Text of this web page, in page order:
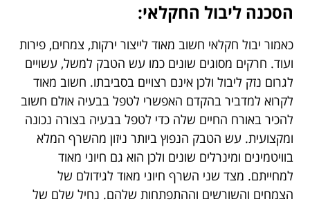
הסכנה ליבול החקלאי:
כאמור יבול חקלאי חשוב מאוד לייצור ירקות, צמחים, פירות
ועוד. חרקים מסוגים שונים כמו עש הטבק למשל, עשויים
לגרום נזק ליבול ולכן אינם רצויים בסביבתו. חשוב מאוד
לקרוא למדביר בהקדם האפשרי לטפל בבעיה אולם חשוב
להכיר באורח החיים שלה כדי לטפל בבעיה בצורה נכונה
ומקצועית. עש הטבק הנפוץ ביותר ניזון מהשרף המלא
בוויטמינים ומינרלים שונים ולכן הוא גם חיוני מאוד
למחייתם. מצד שני השרף חיוני מאוד לגידולם של
הצמחים והשורשים וההתפתחות שלהם. נחיל שלם של